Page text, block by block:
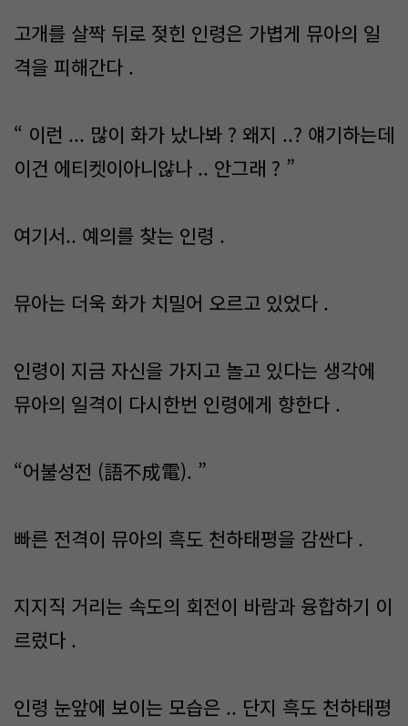
고개를 살짝 뒤로 젖힌 인령은 가볍게 뮤아의 일
격을 피해간다 .
“ 이런 ... 많이 화가 났나봐 ? 왜지 ..? 얘기하는데
이건 에티켓이아니않나 .. 안그래 ? ”
여기서.. 예의를 찾는 인령 .
뮤아는 더욱 화가 치밀어 오르고 있었다 .
인령이 지금 자신을 가지고 놀고 있다는 생각에
뮤아의 일격이 다시한번 인령에게 향한다 .
“어불성전 (語不成電). ”
빠른 전격이 뮤아의 흑도 천하태평을 감싼다 .
지지직 거리는 속도의 회전이 바람과 융합하기 이
르렀다 .
인령 눈앞에 보이는 모습은 .. 단지 흑도 천하태평